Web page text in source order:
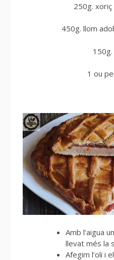
250g.
450g. llom
1 ou
Amb l’aigua
llevat més la
Afegim l’oli i